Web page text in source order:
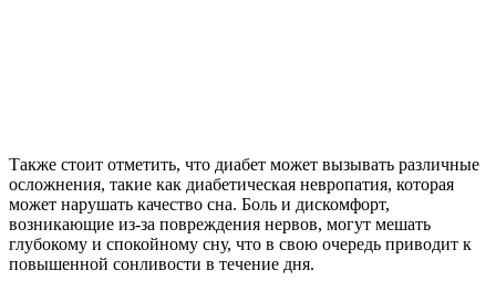
Также стоит отметить, что диабет может вызывать различные
осложнения, такие как диабетическая невропатия, которая
может нарушать качество сна. Боль и дискомфорт,
возникающие из-за повреждения нервов, могут мешать
глубокому и спокойному сну, что в свою очередь приводит к
повышенной сонливости в течение дня.